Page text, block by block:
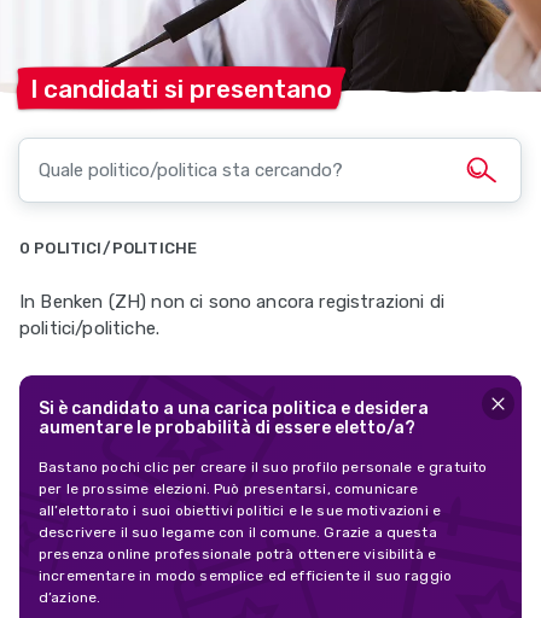
I candidati si presentano
0 POLITICI/POLITICHE
In Benken (ZH) non ci sono ancora registrazioni di
politici/politiche.
Si è candidato a una carica politica e desidera
aumentare le probabilità di essere eletto/a?
Bastano pochi clic per creare il suo profilo personale e gratuito
per le prossime elezioni. Può presentarsi, comunicare
all’elettorato i suoi obiettivi politici e le sue motivazioni e
descrivere il suo legame con il comune. Grazie a questa
presenza online professionale potrà ottenere visibilità e
incrementare in modo semplice ed efficiente il suo raggio
d’azione.